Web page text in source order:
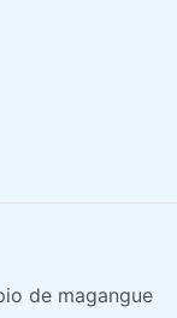
de magangue